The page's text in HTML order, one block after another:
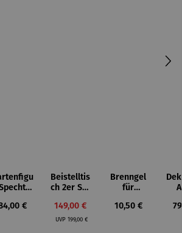
-
Bhire
Preis:
€
Beistelltis
ch 2er Set
Verkaufspreis:
149,00 €
UVP Regulärer Preis:
199,00 €
Brenngel
für
elle -
Regulärer Preis:
10,50 €